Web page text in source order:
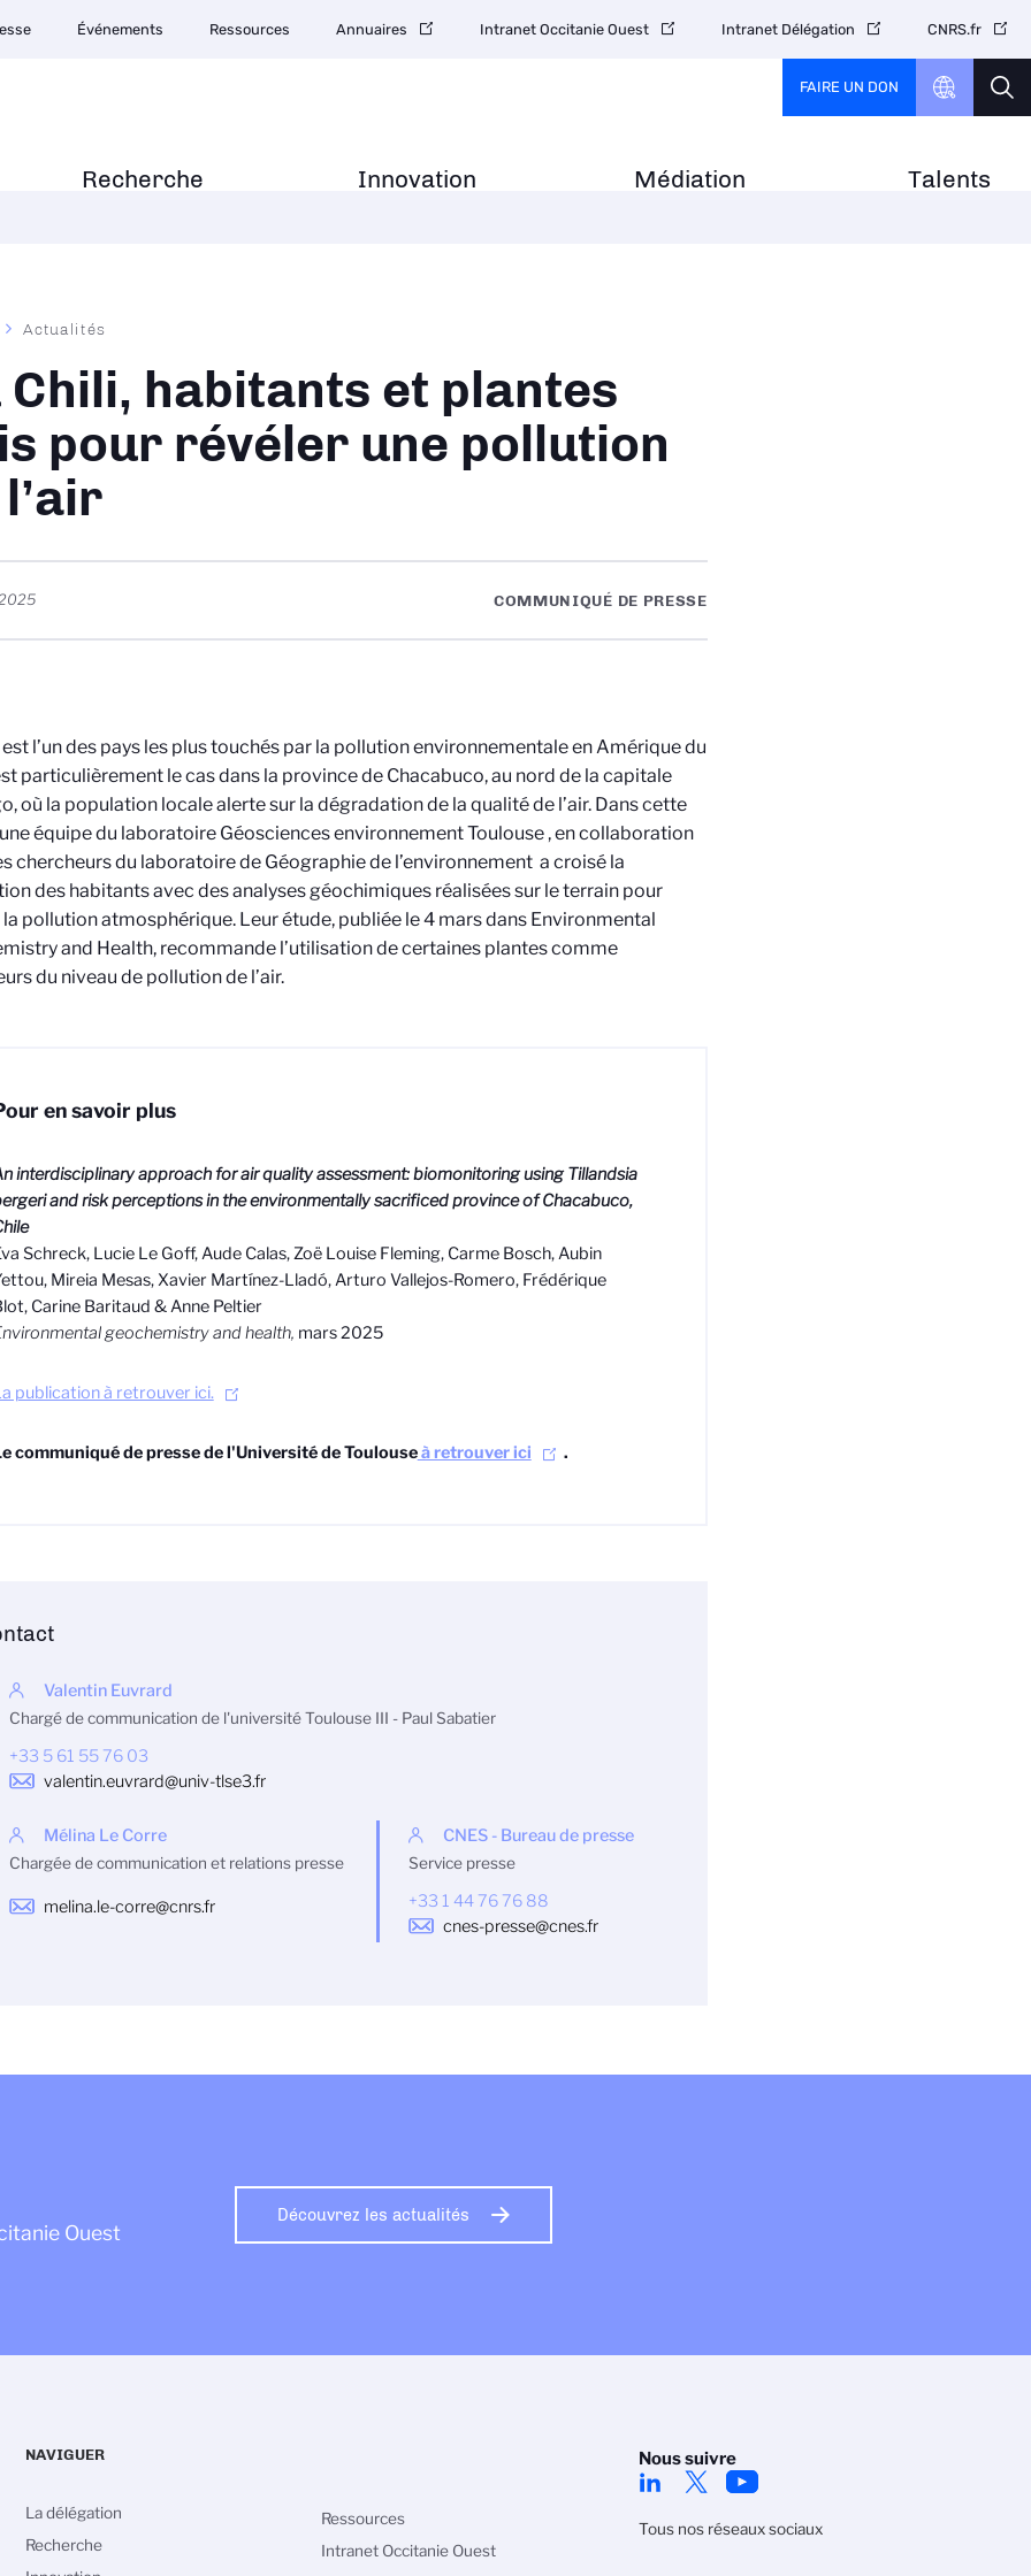
Recherche Innovation Médiation Talents
Événements Ressources Annuaires Intranet Occitanie Ouest Intranet Délégation CNRS.fr
FAIRE UN DON
Actualités
Chili, habitants et plantes
pour révéler une pollution
COMMUNIQUÉ DE PRESSE
l’un des pays les plus touchés par la pollution environnementale en Amérique du
particulièrement le cas dans la province de Chacabuco, au nord de la capitale
où la population locale alerte sur la dégradation de la qualité de l’air. Dans cette
équipe du laboratoire Géosciences environnement Toulouse , en collaboration
chercheurs du laboratoire de Géographie de l’environnement a croisé la
des habitants avec des analyses géochimiques réalisées sur le terrain pour
pollution atmosphérique. Leur étude, publiée le 4 mars dans Environmental
and Health, recommande l’utilisation de certaines plantes comme
du niveau de pollution de l’air.
en savoir plus
interdisciplinary approach for air quality assessment: biomonitoring using Tillandsia
and risk perceptions in the environmentally sacrificed province of Chacabuco,
Schreck, Lucie Le Goff, Aude Calas, Zoë Louise Fleming, Carme Bosch, Aubin
Mireia Mesas, Xavier Martínez-Lladó, Arturo Vallejos-Romero, Frédérique
Carine Baritaud & Anne Peltier
geochemistry and health, mars 2025
publication à retrouver ici.
communiqué de presse de l'Université de Toulouseà retrouver ici .
Valentin Euvrard
Chargé de communication de l'université Toulouse III - Paul Sabatier
+33 5 61 55 76 03
valentin.euvrard@univ-tlse3.fr
Mélina Le Corre
Chargée de communication et relations presse
melina.le-corre@cnrs.fr
CNES - Bureau de presse
Service presse
+33 1 44 76 76 88
cnes-presse@cnes.fr
Ouest
Découvrez les actualités
Nous suivre
Tous nos réseaux sociaux
NAVIGUER
La délégation
Recherche
Ressources
Intranet Occitanie Ouest